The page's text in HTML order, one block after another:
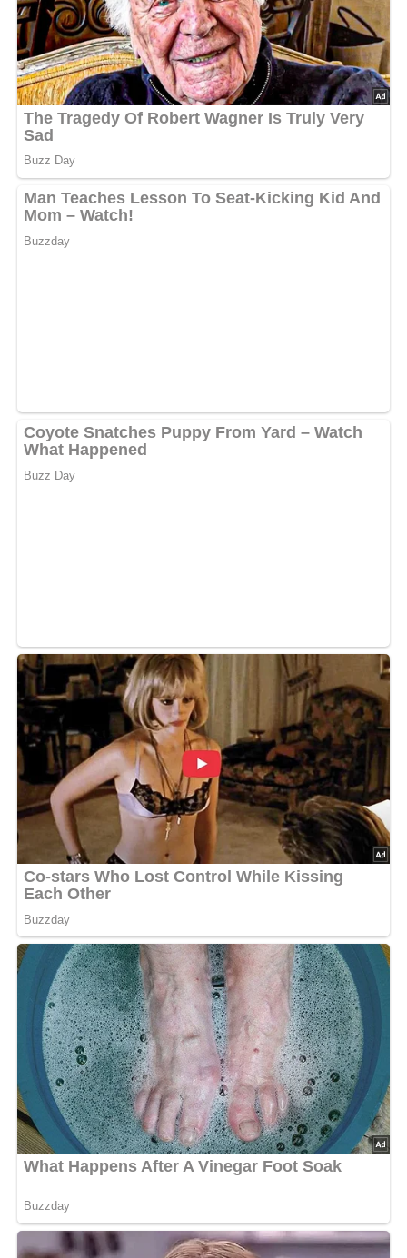
Zwiebel fein würfeln und in der Brühe aufkochen. Das
Eigelb mit etwas Wasser verquirlen, unter die Brühe
rühren, bis sie cremig ist. Die gekochten Kartoffeln in die
Sauce schneiden und den Magermilchjoghurt und den
Dill leicht unterrühren. Zum Abschmecken salzen und
pfeffern. Dazu paßt gebratene Scholle oder
Rotbarschfilet.
4.9/5 (9 Bewertungen)